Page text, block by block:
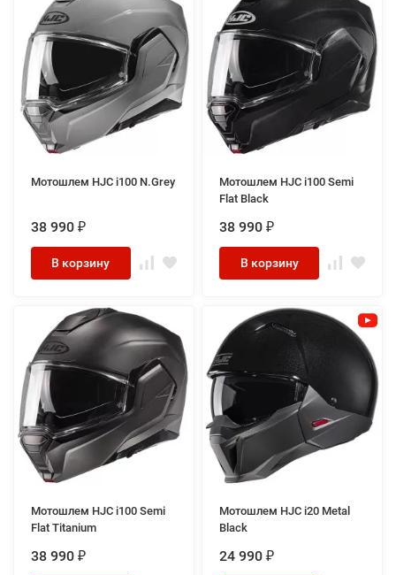
Мотошлем HJC i100 N.Grey
38 990 ₽
В корзину
Мотошлем HJC i100 Semi
Flat Black
38 990 ₽
В корзину
Мотошлем HJC i100 Semi
Flat Titanium
38 990 ₽
Мотошлем HJC i20 Metal
Black
24 990 ₽